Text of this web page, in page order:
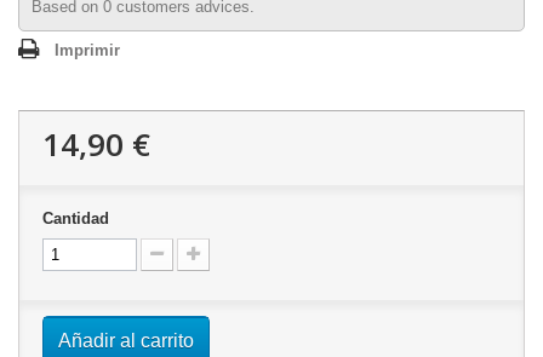
Based on 0 customers advices.
Imprimir
14,90 €
Cantidad
Añadir al carrito